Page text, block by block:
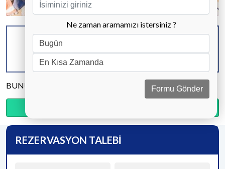
Tüm Fotoğrafları Göster
KAPASİTE
6 KİŞİ
BANYO & WC
4 ADET
YATAK ODASI
BUNU PAYLAŞ
REZERVASYON TALEBİ
Ne zaman aramamızı istersiniz ?
Formu Gönder